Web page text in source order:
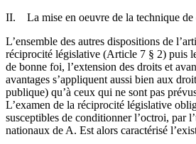
II. La mise en oeuvre de la technique de
L’ensemble des autres dispositions de
réciprocité législative (Article 7 § 2) puis
de bonne foi, l’extension des droits et
avantages s’appliquent aussi bien aux
publique) qu’à ceux qui ne sont pas
L’examen de la réciprocité législative
susceptibles de conditionner l’octroi, par
nationaux de A. Est alors caractérisé